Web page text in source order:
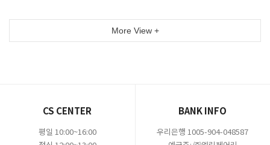
More View +
CS CENTER
평일 10:00~16:00
BANK INFO
우리은행 1005-904-048587